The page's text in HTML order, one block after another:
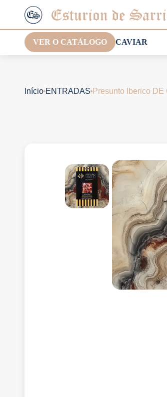
VER O CATÁLOGO CAVIAR
Início ENTRADAS Presunto Iberico DE